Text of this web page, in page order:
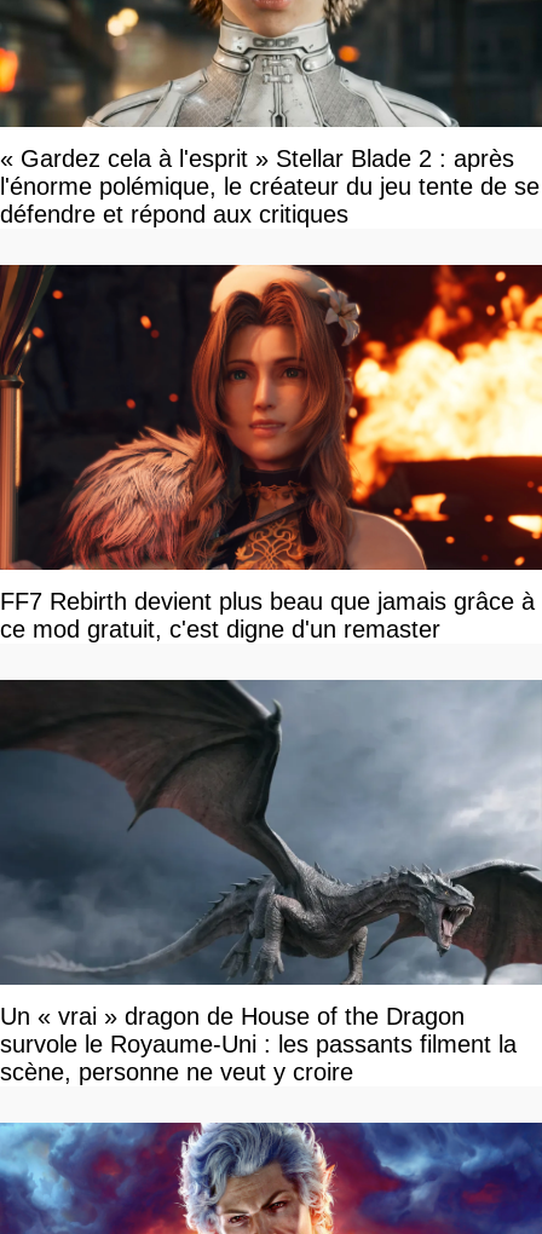
« Gardez cela à l'esprit » Stellar Blade 2 : après
l'énorme polémique, le créateur du jeu tente de se
défendre et répond aux critiques
FF7 Rebirth devient plus beau que jamais grâce à
ce mod gratuit, c'est digne d'un remaster
Un « vrai » dragon de House of the Dragon
survole le Royaume-Uni : les passants filment la
scène, personne ne veut y croire